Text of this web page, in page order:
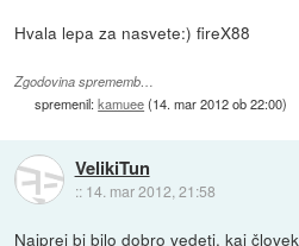
Hvala lepa za nasvete:) fireX88
Zgodovina sprememb…
spremenil:kamuee(14. mar 2012 ob 22:00)
VelikiTun
:: 14. mar 2012, 21:58
Najprej bi bilo dobro vedeti, kaj